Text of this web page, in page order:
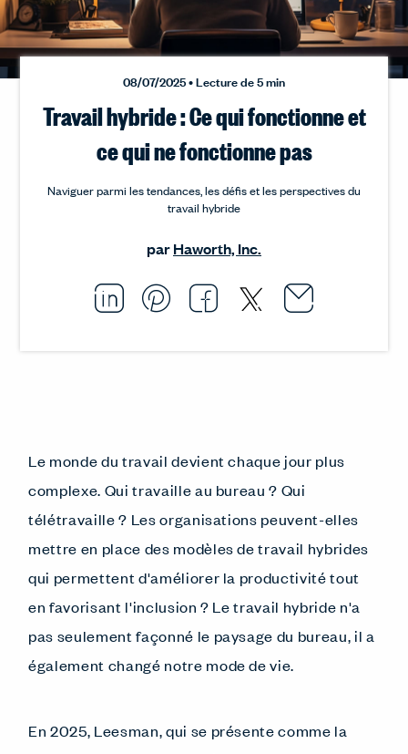
08/07/2025 • Lecture de 5 min
Travail hybride : Ce qui fonctionne et
ce qui ne fonctionne pas
Naviguer parmi les tendances, les défis et les perspectives du
travail hybride
parHaworth, Inc.
Share this article on
Opens in a new
Pin this article on
Opens in a new
Share this
Opens in a
Share this
Opens in
Email
Opens
Le monde du travail devient chaque jour plus
complexe. Qui travaille au bureau ? Qui
télétravaille ? Les organisations peuvent-elles
mettre en place des modèles de travail hybrides
qui permettent d'améliorer la productivité tout
en favorisant l'inclusion ? Le travail hybride n'a
pas seulement façonné le paysage du bureau, il a
également changé notre mode de vie.
En 2025, Leesman, qui se présente comme la